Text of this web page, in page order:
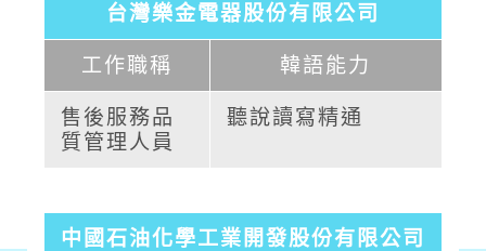
台灣樂金電器股份有限公司
工作職稱 韓語能力
售後服務品
質管理人員
聽說讀寫精通
中國石油化學工業開發股份有限公司